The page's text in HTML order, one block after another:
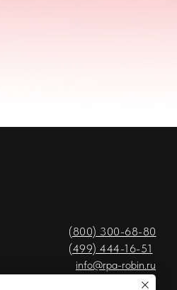
(800) 300-68-80
(499) 444-16-51
info@rpa-robin.ru